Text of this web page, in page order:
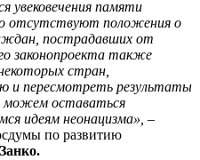
увековечения памяти
отсутствуют положения о
пострадавших от
законопроекта также
стран,
и пересмотреть результаты
оставаться
идеям неонацизма»,‎ –
по развитию